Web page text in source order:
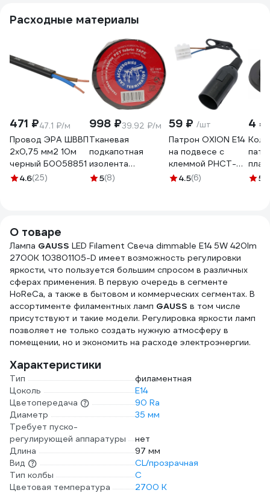
Расходные материалы
471 ₽47.1 ₽/м
Провод ЭРА ШВВП
2x0,75 мм2 10м
черный Б0058851
4.6(25)
998 ₽39.92 ₽/м
Тканевая
подкапотная
изолента
Terminator Izt
5(8)
59 ₽ /шт
Патрон OXION Е14
на подвесе с
клеммой PHCT-
001BK-E14
4.5(6)
4 ₽
5
О товаре
Лампа GAUSS LED Filament Свеча dimmable E14 5W 420lm
2700К 103801105-D имеет возможность регулировки
яркости, что пользуется большим спросом в различных
сферах применения. В первую очередь в сегменте
HoReCa, а также в бытовом и коммерческих сегментах. В
ассортименте филаментных ламп GAUSS в том числе
присутствуют и такие модели. Регулировка яркости ламп
позволяет не только создать нужную атмосферу в
помещении, но и экономить на расходе электроэнергии.
Характеристики
Тип
филаментная
Цоколь
E14
Цветопередача
90 Ra
Диаметр
35 мм
Требует пуско-
регулирующей аппаратуры
нет
Длина
97 мм
Вид
CL/прозрачная
Тип колбы
C
Цветовая температура
2700 К